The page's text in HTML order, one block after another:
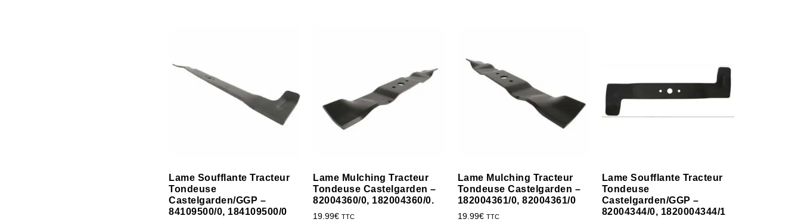
Lame Soufflante Tracteur
Tondeuse
Castelgarden/GGP –
84109500/0, 184109500/0
Lame Mulching Tracteur
Tondeuse Castelgarden –
82004360/0, 182004360/0.
19.99€ TTC
Lame Mulching Tracteur
Tondeuse Castelgarden –
182004361/0, 82004361/0
19.99€ TTC
Lame Soufflante Tracteur
Tondeuse
Castelgarden/GGP –
82004344/0, 1820004344/1